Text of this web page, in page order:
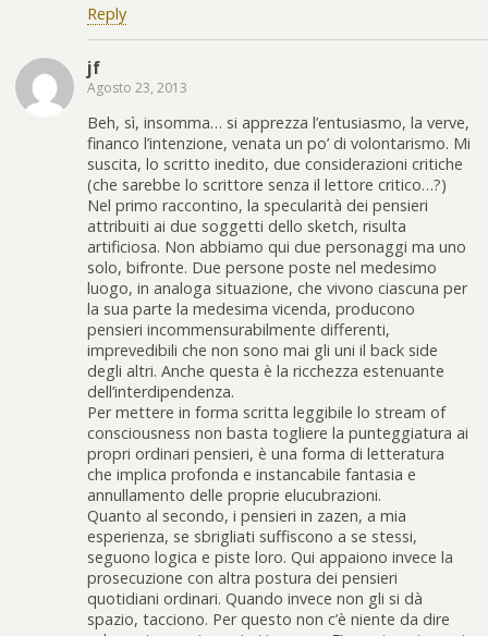
Reply
jf
Agosto 23, 2013
Beh, sì, insomma… si apprezza l’entusiasmo, la verve,
financo l’intenzione, venata un po’ di volontarismo. Mi
suscita, lo scritto inedito, due considerazioni critiche
(che sarebbe lo scrittore senza il lettore critico…?)
Nel primo raccontino, la specularità dei pensieri
attribuiti ai due soggetti dello sketch, risulta
artificiosa. Non abbiamo qui due personaggi ma uno
solo, bifronte. Due persone poste nel medesimo
luogo, in analoga situazione, che vivono ciascuna per
la sua parte la medesima vicenda, producono
pensieri incommensurabilmente differenti,
imprevedibili che non sono mai gli uni il back side
degli altri. Anche questa è la ricchezza estenuante
dell’interdipendenza.
Per mettere in forma scritta leggibile lo stream of
consciousness non basta togliere la punteggiatura ai
propri ordinari pensieri, è una forma di letteratura
che implica profonda e instancabile fantasia e
annullamento delle proprie elucubrazioni.
Quanto al secondo, i pensieri in zazen, a mia
esperienza, se sbrigliati suffiscono a se stessi,
seguono logica e piste loro. Qui appaiono invece la
prosecuzione con altra postura dei pensieri
quotidiani ordinari. Quando invece non gli si dà
spazio, tacciono. Per questo non c’è niente da dire